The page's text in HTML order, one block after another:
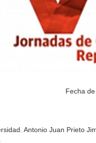
Fecha
Antonio Juan Prieto